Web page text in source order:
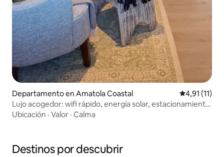
Departamento en Amatola Coastal Calificación
4,91 (11)
Lujo acogedor: wifi rápido, energía solar, estacionamiento
seguro
Ubicación · Valor · Calma
Destinos por descubrir